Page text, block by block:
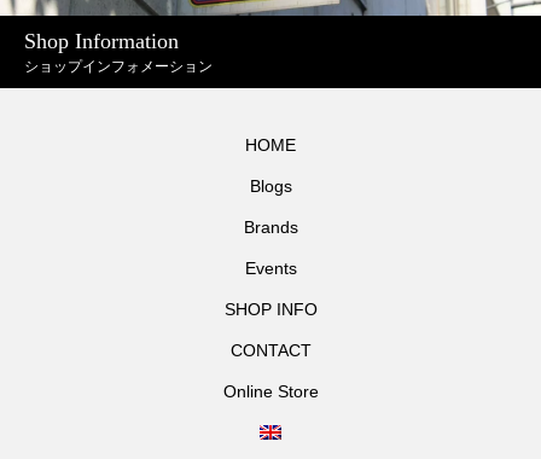
Shop Information
ショップインフォメーション
HOME
Blogs
Brands
Events
SHOP INFO
CONTACT
Online Store